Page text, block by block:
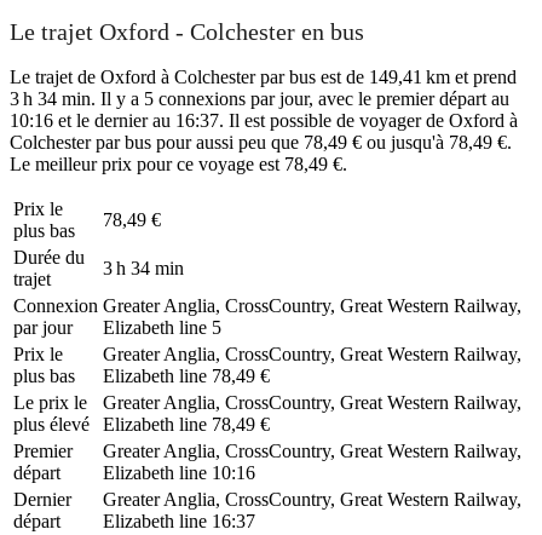
Le trajet Oxford - Colchester en bus
Le trajet de Oxford à Colchester par bus est de 149,41 km et prend
3 h 34 min. Il y a 5 connexions par jour, avec le premier départ au
10:16 et le dernier au 16:37. Il est possible de voyager de Oxford à
Colchester par bus pour aussi peu que 78,49 € ou jusqu'à 78,49 €.
Le meilleur prix pour ce voyage est 78,49 €.
Prix ​​le
plus bas
78,49 €
Durée du
trajet
3 h 34 min
Connexion
par jour
Greater Anglia, CrossCountry, Great Western Railway,
Elizabeth line 5
Prix ​​le
plus bas
Greater Anglia, CrossCountry, Great Western Railway,
Elizabeth line 78,49 €
Le prix le
plus élevé
Greater Anglia, CrossCountry, Great Western Railway,
Elizabeth line 78,49 €
Premier
départ
Greater Anglia, CrossCountry, Great Western Railway,
Elizabeth line 10:16
Dernier
départ
Greater Anglia, CrossCountry, Great Western Railway,
Elizabeth line 16:37